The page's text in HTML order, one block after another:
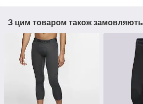
З цим товаром також замовляють